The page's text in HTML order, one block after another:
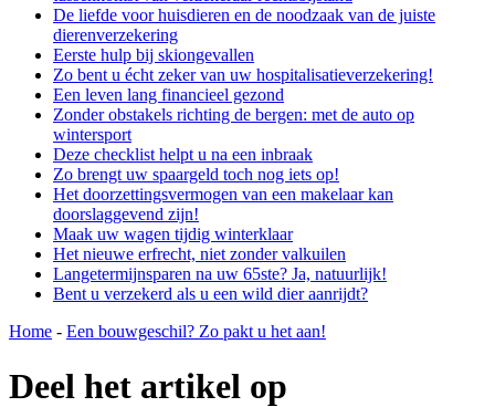
De liefde voor huisdieren en de noodzaak van de juiste
dierenverzekering
Eerste hulp bij skiongevallen
Zo bent u écht zeker van uw hospitalisatieverzekering!
Een leven lang financieel gezond
Zonder obstakels richting de bergen: met de auto op
wintersport
Deze checklist helpt u na een inbraak
Zo brengt uw spaargeld toch nog iets op!
Het doorzettingsvermogen van een makelaar kan
doorslaggevend zijn!
Maak uw wagen tijdig winterklaar
Het nieuwe erfrecht, niet zonder valkuilen
Langetermijnsparen na uw 65ste? Ja, natuurlijk!
Bent u verzekerd als u een wild dier aanrijdt?
Home - Een bouwgeschil? Zo pakt u het aan!
Deel het artikel op